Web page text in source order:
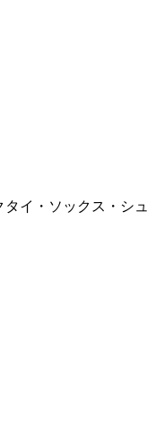
イ・ソックス・シュ